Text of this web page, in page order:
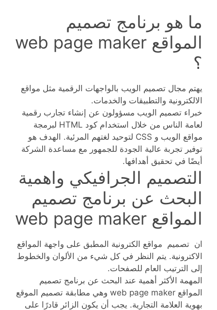
ما هو برنامج تصميم
المواقع web page maker
؟
يهتم مجال تصميم الويب بالواجهات الرقمية مثل مواقع
الالكترونية والتطبيقات والخدمات.
خبراء تصميم الويب مسؤولون عن إنشاء تجارب رقمية
لعامة الناس من خلال استخدام كود HTML لبرمجة
مواقع الويب و CSS لتوحيد لغتهم المرئية. الهدف هو
توفير تجربة عالية الجودة للجمهور مع مساعدة الشركة
أيضًا في تحقيق أهدافها.
التصميم الجرافيكي واهمية
البحث عن برنامج تصميم
المواقع web page maker
ان تصميم مواقع الكترونية المطبق على واجهة المواقع
الاكترونية. يتم النظر في كل شيء من الألوان والخطوط
إلى الترتيب العام للصفحات.
المهمة الأكثر أهمية عند البحث عن برنامج تصميم
المواقع web page maker وهي مطابقة تصميم الموقع
بهوية العلامة التجارية. يجب أن يكون الزائر قادرًا على